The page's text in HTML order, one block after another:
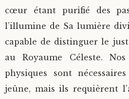
cœur étant purifié des
l’illumine de Sa lumière
capable de distinguer le
au Royaume Céleste.
physiques sont
jeûne, mais ils requièrent